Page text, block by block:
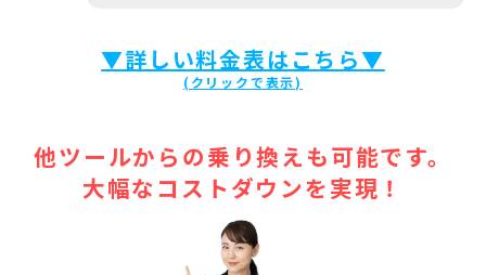
▼詳しい料金表はこちら▼
他ツールからの乗り換えも可能です。
大幅なコストダウンを実現！